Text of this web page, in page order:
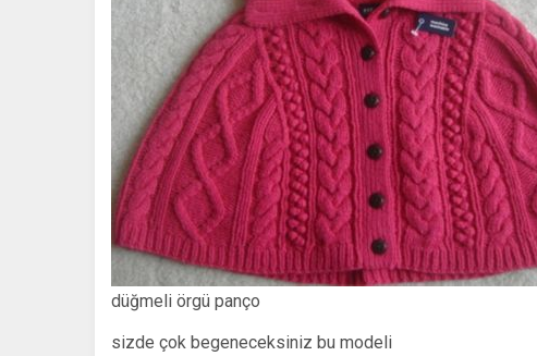
düğmeli örgü panço
sizde çok begeneceksiniz bu modeli